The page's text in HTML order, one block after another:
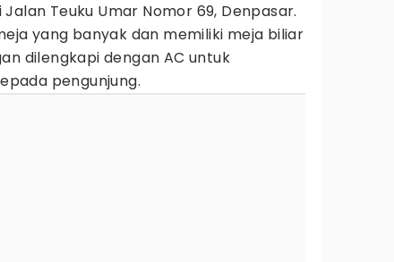
Teuku Umar Nomor 69, Denpasar.
yang banyak dan memiliki meja biliar
dilengkapi dengan AC untuk
pengunjung.